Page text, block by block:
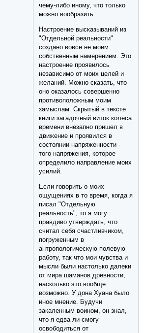
чему-либо иному, что только
можно вообразить.
Настроение высказываний из
"Отдельной реальности"
создано вовсе не моим
собственным намерением. Это
настроение проявилось
независимо от моих целей и
желаний. Можно сказать, что
оно оказалось совершенно
противоположным моим
замыслам. Скрытый в тексте
книги загадочный виток колеса
времени внезапно пришел в
движение и проявился в
состоянии напряженности -
того напряжения, которое
определило направление моих
усилий.
Если говорить о моих
ощущениях в то время, когда я
писал "Отдельную
реальность", то я могу
правдиво утверждать, что
считал себя счастливчиком,
погруженным в
антропологическую полевую
работу, так что мои чувства и
мысли были настолько далеки
от мира шаманов древности,
насколько это вообще
возможно. У дона Хуана было
иное мнение. Будучи
закаленным воином, он знал,
что я едва ли смогу
освободиться от